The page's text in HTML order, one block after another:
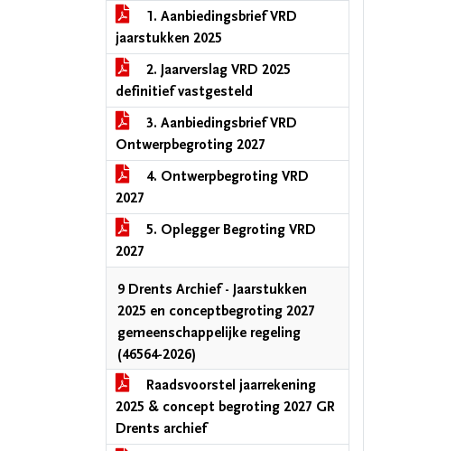
1. Aanbiedingsbrief VRD
jaarstukken 2025
2. Jaarverslag VRD 2025
definitief vastgesteld
3. Aanbiedingsbrief VRD
Ontwerpbegroting 2027
4. Ontwerpbegroting VRD
2027
5. Oplegger Begroting VRD
2027
9 Drents Archief - Jaarstukken
2025 en conceptbegroting 2027
gemeenschappelijke regeling
(46564-2026)
Raadsvoorstel jaarrekening
2025 & concept begroting 2027 GR
Drents archief